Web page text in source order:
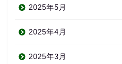
2025年5月
2025年4月
2025年3月